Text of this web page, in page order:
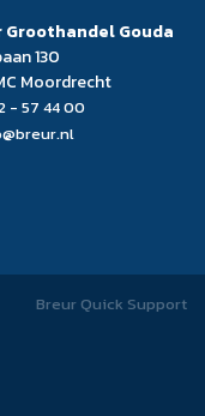
Groothandel Gouda
130
Moordrecht
- 57 44 00
Breur Quick Support